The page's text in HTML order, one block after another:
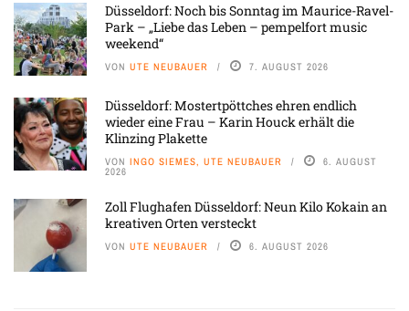
Düsseldorf: Noch bis Sonntag im Maurice-Ravel-
Park – „Liebe das Leben – pempelfort music
weekend“
VON UTE NEUBAUER 7. AUGUST 2026
Düsseldorf: Mostertpöttches ehren endlich
wieder eine Frau – Karin Houck erhält die
Klinzing Plakette
VON INGO SIEMES, UTE NEUBAUER 6. AUGUST
2026
Zoll Flughafen Düsseldorf: Neun Kilo Kokain an
kreativen Orten versteckt
VON UTE NEUBAUER 6. AUGUST 2026